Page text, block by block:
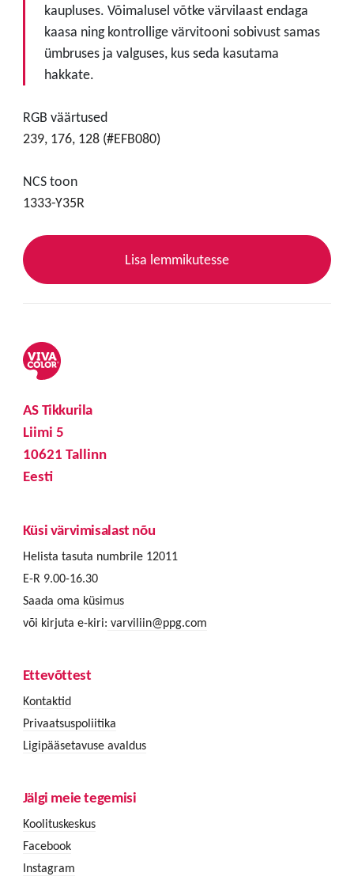
kaupluses. Võimalusel võtke värvilaast endaga
kaasa ning kontrollige värvitooni sobivust samas
ümbruses ja valguses, kus seda kasutama
hakkate.
RGB väärtused
239, 176, 128 (#EFB080)
NCS toon
1333-Y35R
Lisa lemmikutesse
AS Tikkurila
Liimi 5
10621 Tallinn
Eesti
Küsi värvimisalast nõu
Helista tasuta numbrile 12011
E-R 9.00-16.30
Saada oma küsimus
või kirjuta e-kiri: varviliin@ppg.com
Ettevõttest
Kontaktid
Privaatsuspoliitika
Ligipääsetavuse avaldus
Jälgi meie tegemisi
Koolituskeskus
Facebook
Instagram